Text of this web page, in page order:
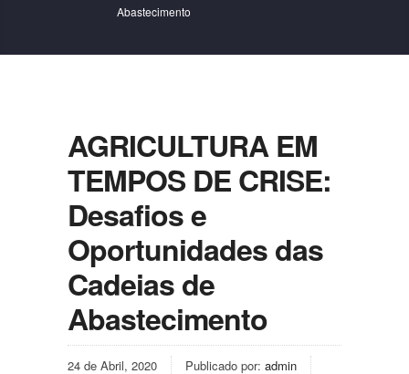
Abastecimento
AGRICULTURA EM
TEMPOS DE CRISE:
Desafios e
Oportunidades das
Cadeias de
Abastecimento
24 de Abril, 2020 Publicado por: admin